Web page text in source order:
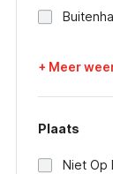
+ Meer
Plaats
Niet Op